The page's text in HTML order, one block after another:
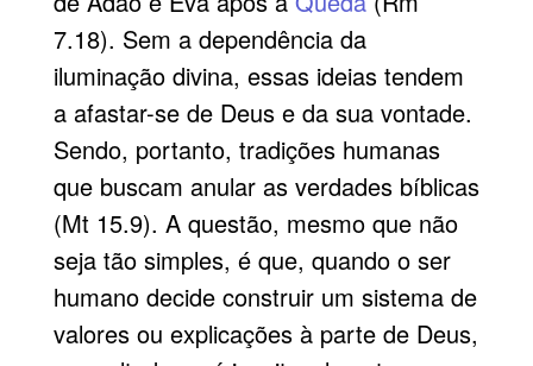
7.18). Sem a dependência da
iluminação divina, essas ideias tendem
a afastar-se de Deus e da sua vontade.
Sendo, portanto, tradições humanas
que buscam anular as verdades bíblicas
(Mt 15.9). A questão, mesmo que não
seja tão simples, é que, quando o ser
humano decide construir um sistema de
valores ou explicações à parte de Deus,